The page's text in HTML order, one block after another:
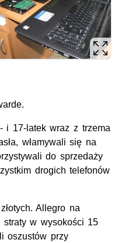
i 17-latek wraz z trzema
włamywali się na
do sprzedaży
drogich telefonów
Allegro na
straty w wysokości 15
oszustów przy